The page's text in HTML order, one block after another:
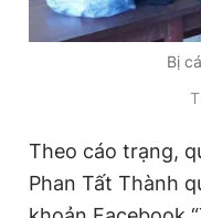
Phó tổng biên tập: Trần
Tổng thư ký tòa soạn:
Giấy phép xuất bản số
© 2003-2026 Bản
Bị
Theo cáo trạng,
Phan Tất Thành